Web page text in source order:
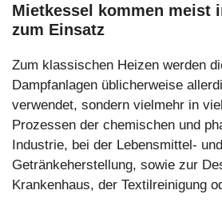
Mietkessel kommen meist
zum Einsatz
Zum klassischen Heizen werden
Dampfanlagen üblicherweise
verwendet, sondern vielmehr in
Prozessen der chemischen und
Industrie, bei der Lebensmittel- und
Getränkeherstellung, sowie zur
Krankenhaus, der Textilreinigung